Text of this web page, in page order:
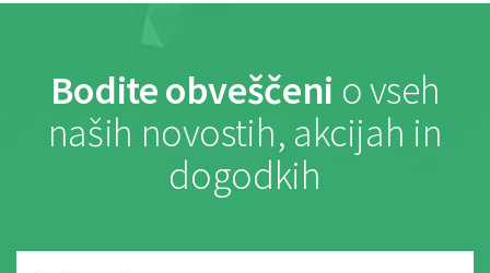
Bodite obveščeni o vseh
naših novostih, akcijah in
dogodkih